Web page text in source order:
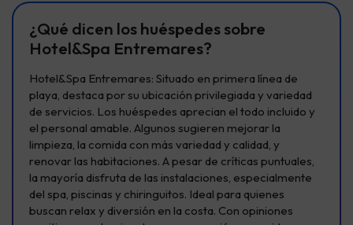
¿Qué dicen los huéspedes sobre
Hotel&Spa Entremares?
Hotel&Spa Entremares: Situado en primera línea de
playa, destaca por su ubicación privilegiada y variedad
de servicios. Los huéspedes aprecian el todo incluido y
el personal amable. Algunos sugieren mejorar la
limpieza, la comida con más variedad y calidad, y
renovar las habitaciones. A pesar de críticas puntuales,
la mayoría disfruta de las instalaciones, especialmente
del spa, piscinas y chiringuitos. Ideal para quienes
buscan relax y diversión en la costa. Con opiniones